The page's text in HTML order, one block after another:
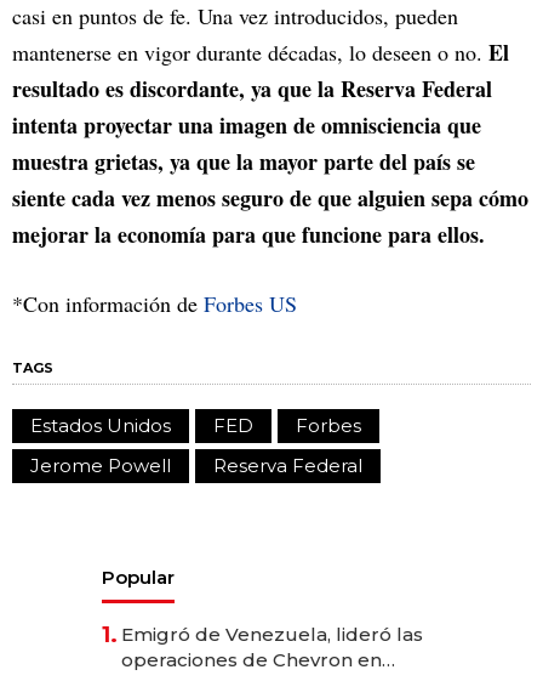
casi en puntos de fe. Una vez introducidos, pueden
mantenerse en vigor durante décadas, lo deseen o no. El
resultado es discordante, ya que la Reserva Federal
intenta proyectar una imagen de omnisciencia que
muestra grietas, ya que la mayor parte del país se
siente cada vez menos seguro de que alguien sepa cómo
mejorar la economía para que funcione para ellos.
*Con información de Forbes US
TAGS
Estados Unidos FED
Forbes
Jerome Powell
Reserva Federal
Popular
1. Emigró de Venezuela, lideró las
operaciones de Chevron en